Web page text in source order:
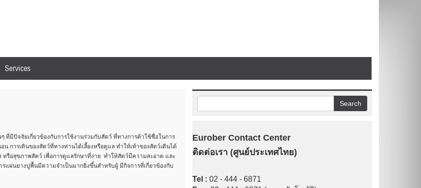
Services
ๆ ที่มีปัจจัยเกี่ยวข้องกับการใช้งานร่วมกับสัตว์ ที่ทางการค้าใช้ชื่อในการ
การเดินของสัตว์ที่ทางท่านได้เลี้ยงหรือดูแล ทำให้เท้าของสัตว์เดินได้
หรือสุขภาพสัตว์ เพื่อการดูแลรักษาที่ง่าย ทำให้สัตว์มีความสะอาด และ
แผ่นยางปูพื้นมีความจำเป็นมากยิ่งขึ้นสำหรับผู้ มีกิจการที่เกี่ยวข้องกับ
Eurober Contact Center
ติดต่อเรา (ศูนย์ประเทศไทย)
Tel : 02 - 444 - 6871